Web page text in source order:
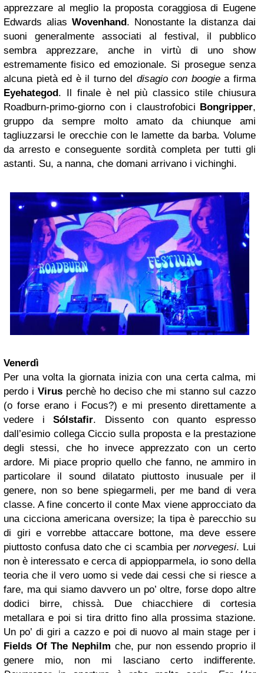
apprezzare al meglio la proposta coraggiosa di Eugene
Edwards alias Wovenhand. Nonostante la distanza dai
suoni generalmente associati al festival, il pubblico
sembra apprezzare, anche in virtù di uno show
estremamente fisico ed emozionale. Si prosegue senza
alcuna pietà ed è il turno del disagio con boogiea firma
Eyehategod. Il finale è nel più classico stile chiusura
Roadburn-primo-giorno con i claustrofobici Bongripper,
gruppo da sempre molto amato da chiunque ami
tagliuzzarsi le orecchie con le lamette da barba. Volume
da arresto e conseguente sordità completa per tutti gli
astanti. Su, a nanna, che domani arrivano i vichinghi.
Venerdì
Per una volta la giornata inizia con una certa calma, mi
perdo i Virus perchè ho deciso che mi stanno sul cazzo
(o forse erano i Focus?) e mi presento direttamente a
vedere iSólstafir. Dissento con quanto espresso
dall’esimio collega Ciccio sulla proposta e la prestazione
degli stessi, che ho invece apprezzato con un certo
ardore. Mi piace proprio quello che fanno, ne ammiro in
particolare il sound dilatato piuttosto inusuale per il
genere, non so bene spiegarmeli, per me band di vera
classe. A fine concerto il conte Max viene approcciato da
una cicciona americana oversize; la tipa è parecchio su
di giri e vorrebbe attaccare bottone, ma deve essere
piuttosto confusa dato che ci scambia pernorvegesi. Lui
non è interessato e cerca di appiopparmela, io sono della
teoria che il vero uomo si vede dai cessi che si riesce a
fare, ma qui siamo davvero un po’ oltre, forse dopo altre
dodici birre, chissà. Due chiacchiere di cortesia
metallara e poi si tira dritto fino alla prossima stazione.
Un po’ di giri a cazzo e poi di nuovo al main stage per i
Fields Of The Nephilm che, pur non essendo proprio il
genere mio, non mi lasciano certo indifferente.